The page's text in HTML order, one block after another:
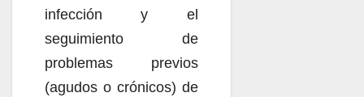
infección y el
seguimiento de
problemas previos
(agudos o crónicos) de